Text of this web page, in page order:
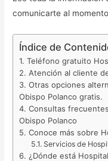
comunicarte al
Índice de
Teléfono gratuito
Atención al cliente
Otras opciones
Obispo Polanco gratis.
Consultas
Obispo Polanco
Conoce más sobre
Servicios de
¿Dónde está